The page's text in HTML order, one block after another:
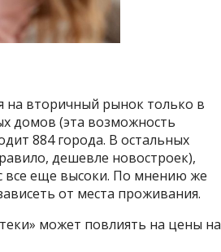
на вторичный рынок только в
домов (эта возможность
884 города. В остальных
дешевле новостроек),
все еще высоки. По мнению же
от места проживания.
может повлиять на цены на